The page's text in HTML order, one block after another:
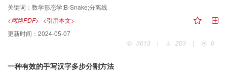
该算法首先对图像进行二值化处理，然后利用变元腐蚀得到细胞的非线性距离
图和背景的非线性距离图，接着对两者进行叠加，即得到一幅新的非线性距离
图，最后使B样条曲线准确收敛到目标边界，以便自动分离细胞。实验结果表
明，该算法不但能有效地构造分离线，并能估计出重叠（或粘连）胃腺癌细胞
关键词： 数学形态学;B-Snake;分离线
<网络PDF> <引用本文>
更新时间： 2024-05-07
3013
| 203 | 0
一种有效的手写汉字多步分割方法